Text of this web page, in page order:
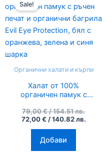
Sale!
Органични халати и кърпи
Халат от 100%
органичен памук с
органични багрила
Evil Eye Protection,
бял с оранжева,
зелена и синя шарка
79,00€/ 154.51 лв.
was:
79,00 €
/
154.51
лв..
72,00€ / 140.82 лв.
е:
72,00 €
/
140.82
лв..
Добави